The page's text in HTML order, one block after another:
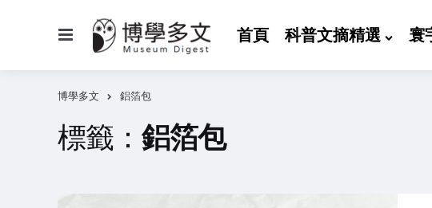
首頁 科普文摘精選 寰
博學多文 鋁箔包
標籤：鋁箔包